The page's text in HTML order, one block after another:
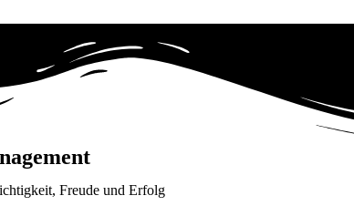
Freude und Erfolg